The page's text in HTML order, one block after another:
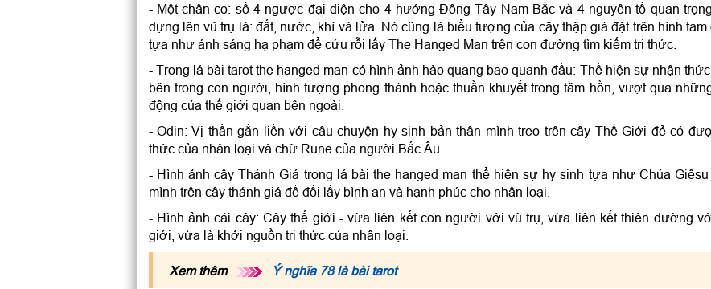
- Một chân co: số 4 ngược đại diện cho 4 hướng Đông Tây Nam Bắc và 4 nguyên tố quan
dựng lên vũ trụ là: đất, nước, khí và lửa. Nó cũng là biểu tượng của cây thập giá đặt trên hình tam
tựa như ánh sáng hạ phạm để cứu rỗi lấy The Hanged Man trên con đường tìm kiếm tri thức.
- Trong lá bài tarot the hanged man có hình ảnh hào quang bao quanh đầu: Thể hiện sự nhận
bên trong con người, hình tượng phong thánh hoặc thuần khuyết trong tâm hồn, vượt qua
động của thế giới quan bên ngoài.
- Odin: Vị thần gắn liền với câu chuyện hy sinh bản thân mình treo trên cây Thế Giới đẻ có
thức của nhân loại và chữ Rune của người Bắc Âu.
- Hình ảnh cây Thánh Giá trong lá bài the hanged man thể hiên sự hy sinh tựa như Chúa Giêsu
mình trên cây thánh giá để đổi lấy bình an và hạnh phúc cho nhân loại.
- Hình ảnh cái cây: Cây thế giới - vừa liên kết con người với vũ trụ, vừa liên kết thiên đường
giới, vừa là khởi nguồn tri thức của nhân loại.
Xem thêm Ý nghĩa 78 là bài tarot